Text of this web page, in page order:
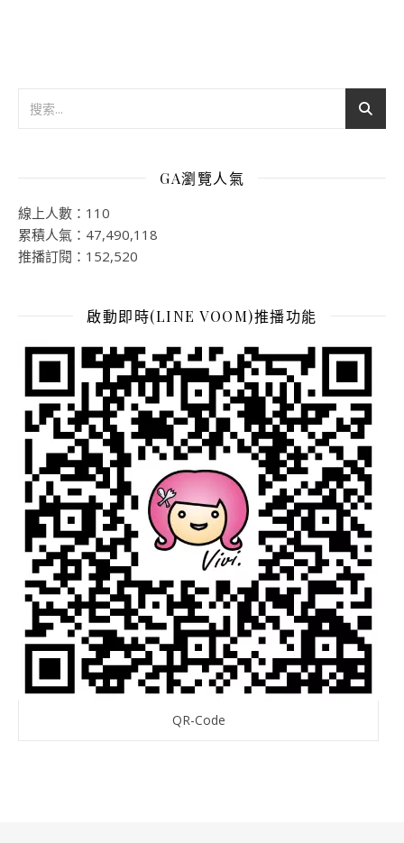
GA瀏覽人氣
線上人數：110
累積人氣：47,490,118
推播訂閱：152,520
啟動即時(LINE VOOM)推播功能
QR-Code